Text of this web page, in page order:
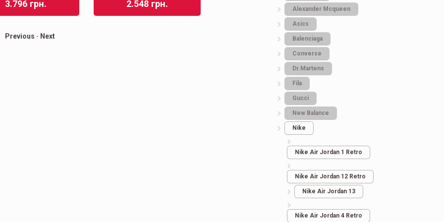
3.796 грн. 2.548 грн.
Previous - Next
Alexander Mcqueen
Asics
Balenciaga
Converse
Dr.Martens
Fila
Gucci
New Balance
Nike
Nike Air Jordan 1 Retro
Nike Air Jordan 12 Retro
Nike Air Jordan 13
Nike Air Jordan 4 Retro